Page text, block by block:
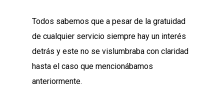
Todos sabemos que a pesar de la gratuidad
de cualquier servicio siempre hay un interés
detrás y este no se vislumbraba con claridad
hasta el caso que mencionábamos
anteriormente.